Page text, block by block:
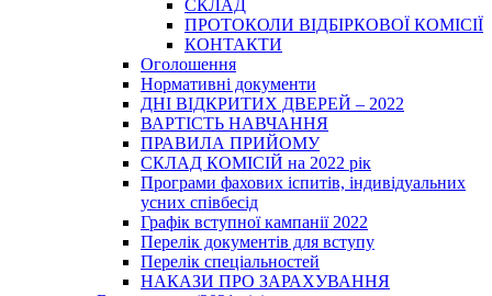
СКЛАД
ПРОТОКОЛИ ВІДБІРКОВОЇ КОМІСІЇ
КОНТАКТИ
Оголошення
Нормативні документи
ДНІ ВІДКРИТИХ ДВЕРЕЙ – 2022
ВАРТІСТЬ НАВЧАННЯ
ПРАВИЛА ПРИЙОМУ
СКЛАД КОМІСІЙ на 2022 рік
Програми фахових іспитів, індивідуальних
усних співбесід
Графік вступної кампанії 2022
Перелік документів для вступу
Перелік спеціальностей
НАКАЗИ ПРО ЗАРАХУВАННЯ